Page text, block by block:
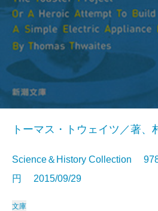
トーマス・トウェイツ／著、
Science＆History Collection
円 2015/09/29
文庫